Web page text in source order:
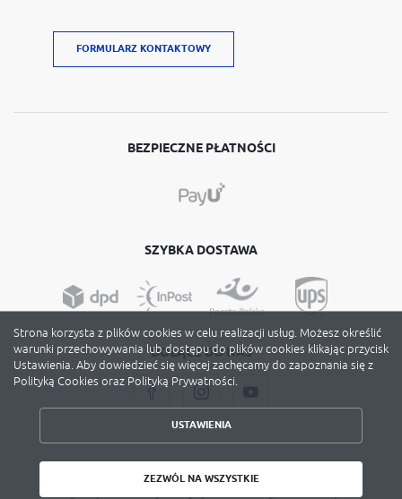
FORMULARZ KONTAKTOWY
BEZPIECZNE PŁATNOŚCI
SZYBKA DOSTAWA
DOŁĄCZ DO NAS
Copyright by avery-zweckform.poznan.pl
Strona korzysta z plików cookies w celu realizacji usług. Możesz określić
warunki przechowywania lub dostępu do plików cookies klikając przycisk
Ustawienia. Aby dowiedzieć się więcej zachęcamy do zapoznania się z
Polityką Cookies oraz Polityką Prywatności.
USTAWIENIA
ZEZWÓL NA WSZYSTKIE